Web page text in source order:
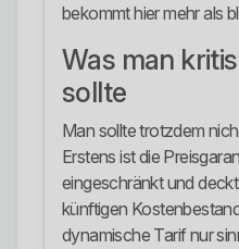
bekommt hier mehr als
Was man
sollte
Man sollte trotzdem
Erstens ist die
eingeschränkt und
künftigen
dynamische Tarif nur